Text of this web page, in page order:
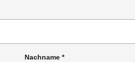
Nachname *